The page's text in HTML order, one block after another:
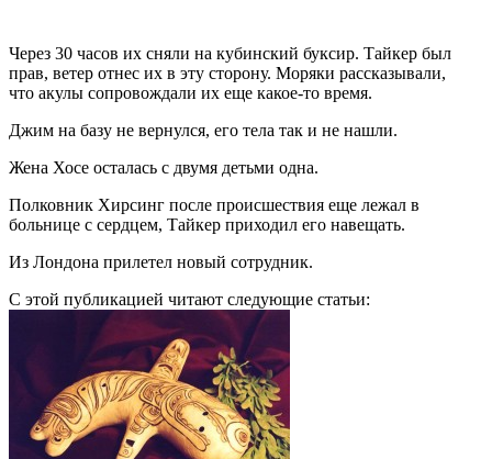
Через 30 часов их сняли на кубинский буксир. Тайкер был
прав, ветер отнес их в эту сторону. Моряки рассказывали,
что акулы сопровождали их еще какое-то время.
Джим на базу не вернулся, его тела так и не нашли.
Жена Хосе осталась с двумя детьми одна.
Полковник Хирсинг после происшествия еще лежал в
больнице с сердцем, Тайкер приходил его навещать.
Из Лондона прилетел новый сотрудник.
С этой публикацией читают следующие статьи: